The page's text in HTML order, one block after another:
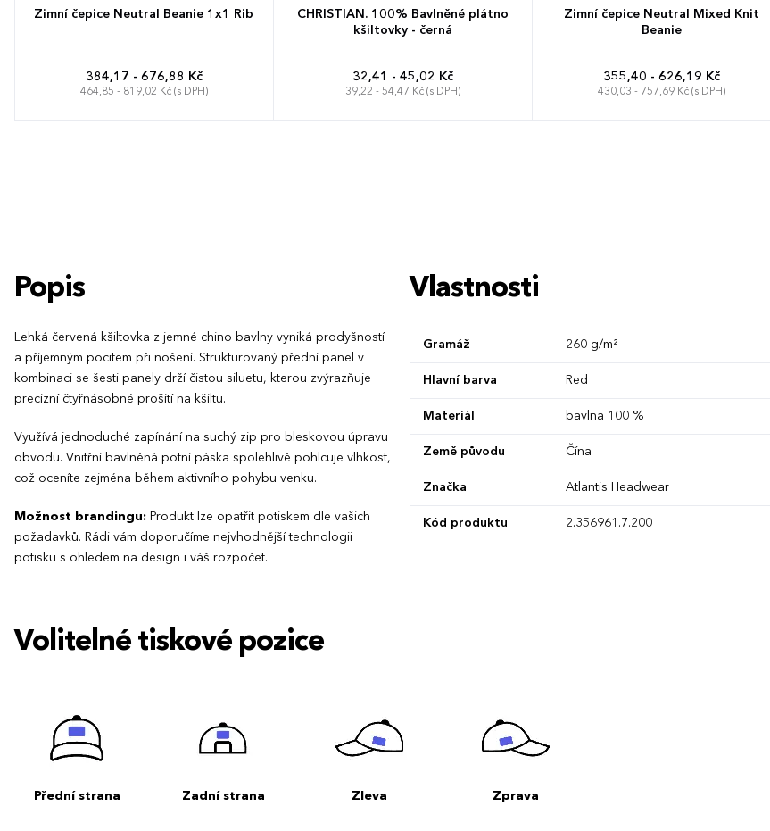
Zimní čepice Neutral Beanie 1x1 Rib
384,17 - 676,88 Kč
464,85 - 819,02 Kč (s DPH)
CHRISTIAN. 100% Bavlněné plátno
kšiltovky - černá
32,41 - 45,02 Kč
39,22 - 54,47 Kč (s DPH)
Zimní čepice Neutral Mixed Knit
Beanie
355,40 - 626,19 Kč
430,03 - 757,69 Kč (s DPH)
Popis
Lehká červená kšiltovka z jemné chino bavlny vyniká prodyšností
a příjemným pocitem při nošení. Strukturovaný přední panel v
kombinaci se šesti panely drží čistou siluetu, kterou zvýrazňuje
precizní čtyřnásobné prošití na kšiltu.
Využívá jednoduché zapínání na suchý zip pro bleskovou úpravu
obvodu. Vnitřní bavlněná potní páska spolehlivě pohlcuje vlhkost,
což oceníte zejména během aktivního pohybu venku.
Možnost brandingu: Produkt lze opatřit potiskem dle vašich
požadavků. Rádi vám doporučíme nejvhodnější technologii
potisku s ohledem na design i váš rozpočet.
Vlastnosti
Gramáž 260 g/m²
Hlavní barva Red
Materiál bavlna 100 %
Země původu Čína
Značka Atlantis Headwear
Kód produktu 2.356961.7.200
Volitelné tiskové pozice
Přední strana Zadní strana Zleva Zprava